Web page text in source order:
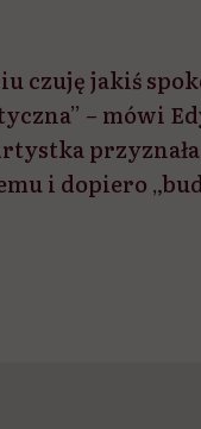
czuję jakiś
– mówi
i dopiero